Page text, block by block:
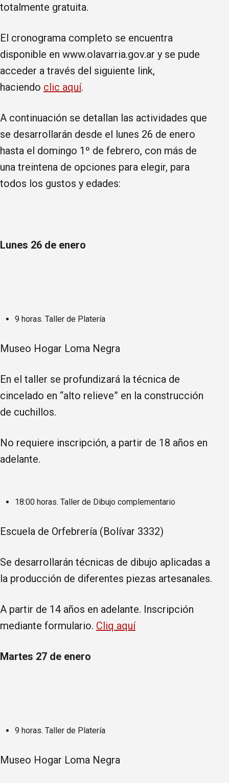
totalmente gratuita.
El cronograma completo se encuentra
disponible en www.olavarria.gov.ar y se pude
acceder a través del siguiente link,
haciendo clic aquí.
A continuación se detallan las actividades que
se desarrollarán desde el lunes 26 de enero
hasta el domingo 1º de febrero, con más de
una treintena de opciones para elegir, para
todos los gustos y edades:
Lunes 26 de enero
9 horas. Taller de Platería
Museo Hogar Loma Negra
En el taller se profundizará la técnica de
cincelado en “alto relieve” en la construcción
de cuchillos.
No requiere inscripción, a partir de 18 años en
adelante.
18:00 horas. Taller de Dibujo complementario
Escuela de Orfebrería (Bolívar 3332)
Se desarrollarán técnicas de dibujo aplicadas a
la producción de diferentes piezas artesanales.
A partir de 14 años en adelante. Inscripción
mediante formulario. Cliq aquí
Martes 27 de enero
9 horas. Taller de Platería
Museo Hogar Loma Negra